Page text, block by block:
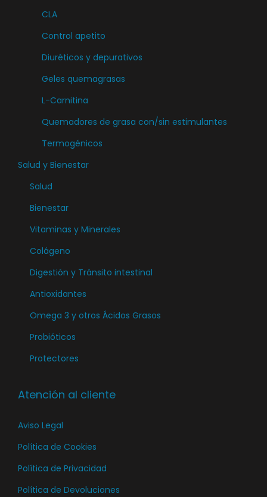
CLA
Control apetito
Diuréticos y depurativos
Geles quemagrasas
L-Carnitina
Quemadores de grasa con/sin estimulantes
Termogénicos
Salud y Bienestar
Salud
Bienestar
Vitaminas y Minerales
Colágeno
Digestión y Tránsito intestinal
Antioxidantes
Omega 3 y otros Ácidos Grasos
Probióticos
Protectores
Atención al cliente
Aviso Legal
Política de Cookies
Política de Privacidad
Política de Devoluciones